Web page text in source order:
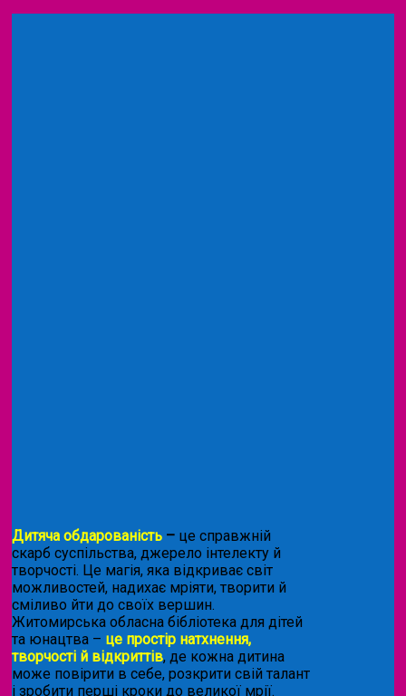
Дитяча обдарованість – це справжній
скарб суспільства, джерело інтелекту й
творчості. Це магія, яка відкриває світ
можливостей, надихає мріяти, творити й
сміливо йти до своїх вершин.
Житомирська обласна бібліотека для дітей
та юнацтва – це простір натхнення,
творчості й відкриттів, де кожна дитина
може повірити в себе, розкрити свій талант
і зробити перші кроки до великої мрії.